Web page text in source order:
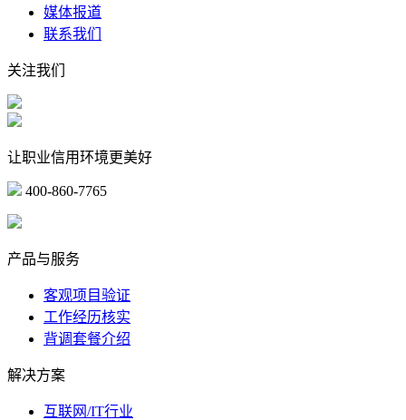
媒体报道
联系我们
关注我们
让职业信用环境更美好
400-860-7765
产品与服务
客观项目验证
工作经历核实
背调套餐介绍
解决方案
互联网/IT行业